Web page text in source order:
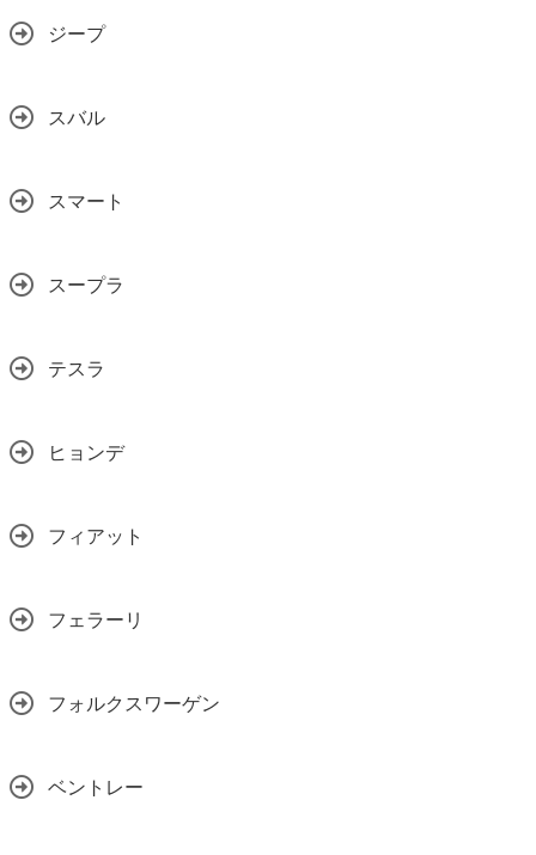
ジープ
スバル
スマート
スープラ
テスラ
ヒョンデ
フィアット
フェラーリ
フォルクスワーゲン
ベントレー